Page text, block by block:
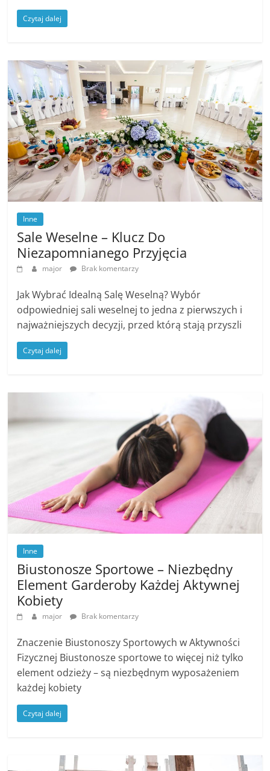
Czytaj dalej
Inne
Sale Weselne – Klucz Do
Niezapomnianego Przyjęcia
major Brak komentarzy
Jak Wybrać Idealną Salę Weselną? Wybór
odpowiedniej sali weselnej to jedna z pierwszych i
najważniejszych decyzji, przed którą stają przyszli
Czytaj dalej
Inne
Biustonosze Sportowe – Niezbędny
Element Garderoby Każdej Aktywnej
Kobiety
major Brak komentarzy
Znaczenie Biustonoszy Sportowych w Aktywności
Fizycznej Biustonosze sportowe to więcej niż tylko
element odzieży – są niezbędnym wyposażeniem
każdej kobiety
Czytaj dalej